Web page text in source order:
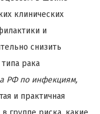
клинических
и
снизить
рака
РФ по инфекциям,
и практичная